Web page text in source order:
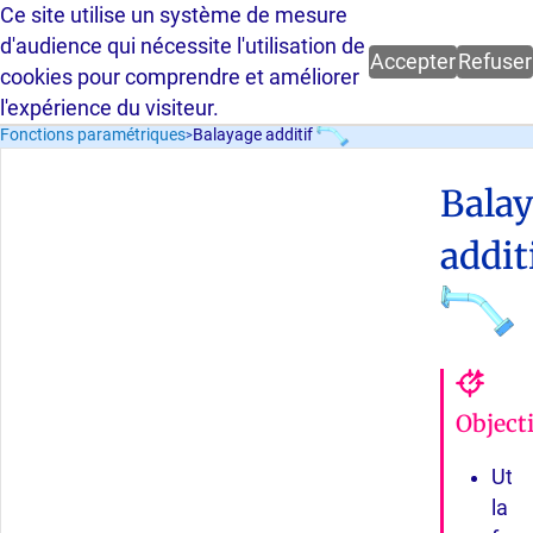
Ce site utilise un système de mesure
d'audience qui nécessite l'utilisation de
cookies pour comprendre et améliorer
l'expérience du visiteur.
Accepter Refuser
Parcours guidé FreeCAD 1.0.2 -
Fonctions paramétriques>Balayage additif
la